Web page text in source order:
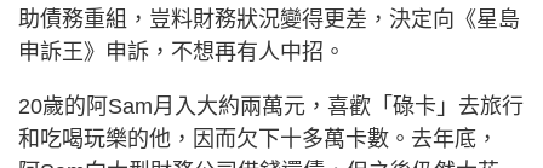
助債務重組，豈料財務狀況變得更差，決定向《星島
申訴王》申訴，不想再有人中招。
20歲的阿Sam月入大約兩萬元，喜歡「碌卡」去旅行
和吃喝玩樂的他，因而欠下十多萬卡數。去年底，